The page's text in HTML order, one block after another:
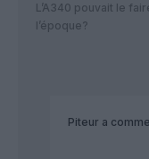
L’A340 pouvait le
l’époque?
Piteur a